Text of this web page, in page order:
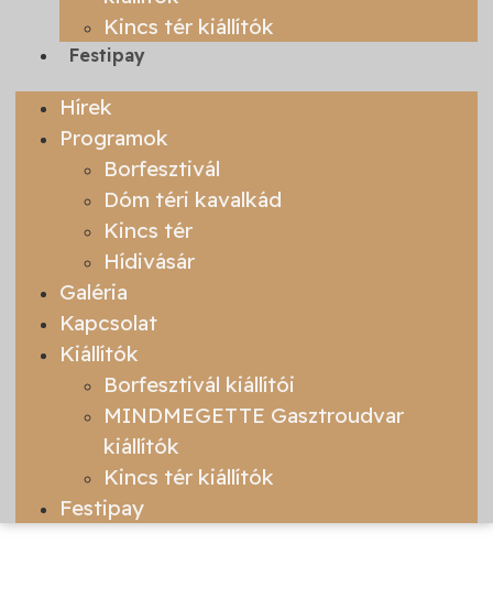
Kincs tér kiállítók
Festipay
Hírek
Programok
Borfesztivál
Dóm téri kavalkád
Kincs tér
Hídivásár
Galéria
Kapcsolat
Kiállítók
Borfesztivál kiállítói
MINDMEGETTE Gasztroudvar
kiállítók
Kincs tér kiállítók
Festipay